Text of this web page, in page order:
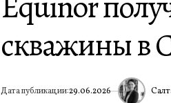
скважины в
Дата публикации:29.06.2026 ИА